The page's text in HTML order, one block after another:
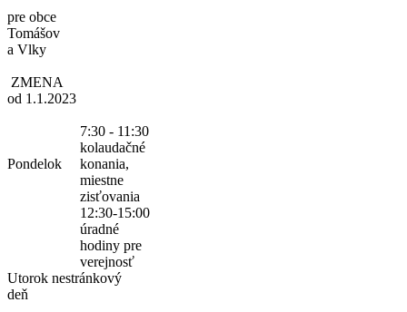
pre obce
Tomášov
a Vlky
ZMENA
od 1.1.2023
Pondelok
7:30 - 11:30
kolaudačné
konania,
miestne
zisťovania
12:30-15:00
úradné
hodiny pre
verejnosť
Utorok nestránkový
deň